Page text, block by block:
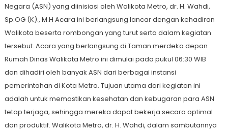
Negara (ASN) yang diinisiasi oleh Walikota Metro, dr. H. Wahdi,
Sp.OG (K)., M.H Acara ini berlangsung lancar dengan kehadiran
Walikota beserta rombongan yang turut serta dalam kegiatan
tersebut. Acara yang berlangsung di Taman merdeka depan
Rumah Dinas Walikota Metro ini dimulai pada pukul 06:30 WIB
dan dihadiri oleh banyak ASN dari berbagai instansi
pemerintahan di Kota Metro. Tujuan utama dari kegiatan ini
adalah untuk memastikan kesehatan dan kebugaran para ASN
tetap terjaga, sehingga mereka dapat bekerja secara optimal
dan produktif. Walikota Metro, dr. H. Wahdi, dalam sambutannya